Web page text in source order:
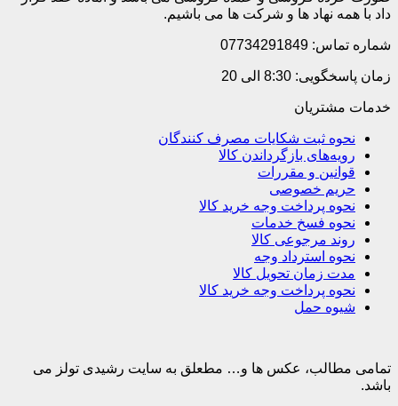
داد با همه نهاد ها و شرکت ها می باشیم.
شماره تماس: 07734291849
زمان پاسخگویی: 8:30 الی 20
خدمات مشتریان
نحوه ثبت شکایات مصرف کنندگان
رویه‌های بازگرداندن کالا
قوانین و مقررات
حریم خصوصی
نحوه پرداخت وجه خرید کالا
نحوه فسخ خدمات
روند مرجوعی کالا
نحوه استرداد وجه
مدت زمان تحویل کالا
نحوه پرداخت وجه خرید کالا
شیوه حمل
تمامی مطالب، عکس ها و… مطعلق به سایت رشیدی تولز می
باشد.